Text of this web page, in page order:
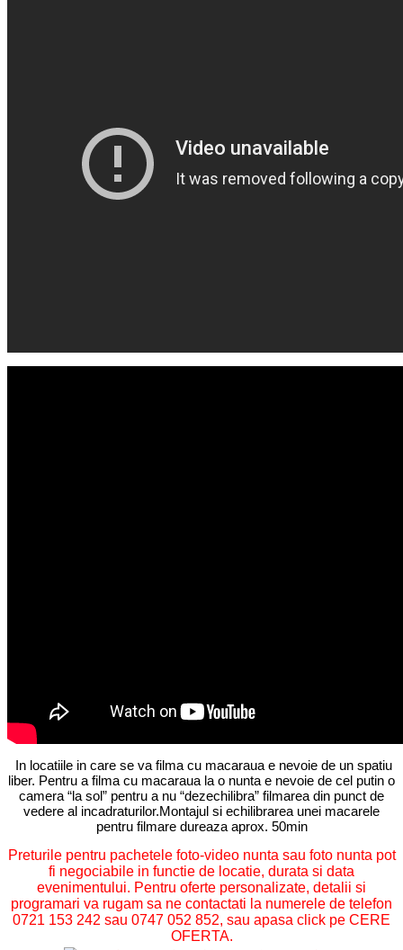
In locatiile in care se va filma cu macaraua e nevoie de un spatiu
liber. Pentru a filma cu macaraua la o nunta e nevoie de cel putin o
camera “la sol” pentru a nu “dezechilibra” filmarea din punct de
vedere al incadraturilor.Montajul si echilibrarea unei macarele
pentru filmare dureaza aprox. 50min
Preturile pentru pachetele foto-video nunta sau foto nunta pot
fi negociabile in functie de locatie, durata si data
evenimentului. Pentru oferte personalizate, detalii si
programari va rugam sa ne contactati la numerele de telefon
0721 153 242 sau 0747 052 852, sau apasa click pe CERE
OFERTA.